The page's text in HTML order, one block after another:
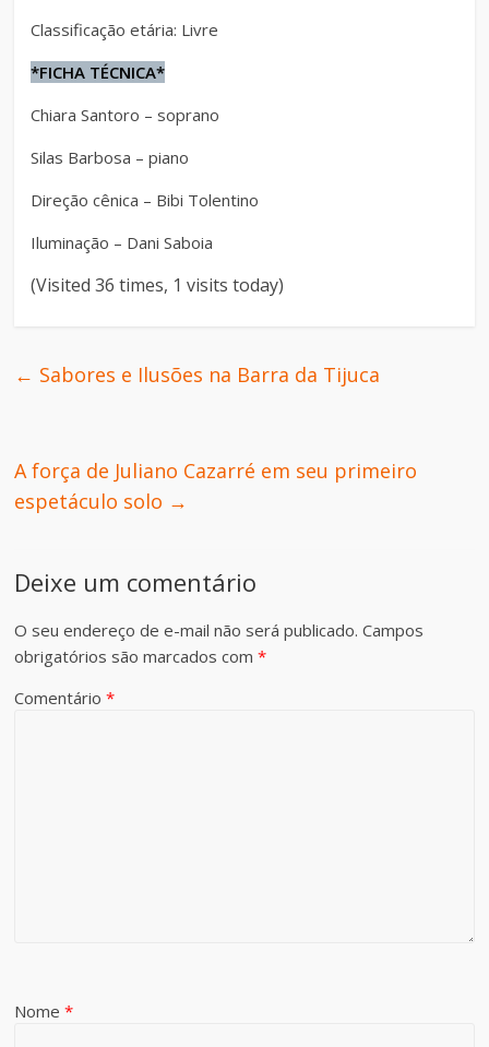
Classificação etária: Livre
*FICHA TÉCNICA*
Chiara Santoro – soprano
Silas Barbosa – piano
Direção cênica – Bibi Tolentino
Iluminação – Dani Saboia
(Visited 36 times, 1 visits today)
← Sabores e Ilusões na Barra da Tijuca
A força de Juliano Cazarré em seu primeiro
espetáculo solo →
Deixe um comentário
O seu endereço de e-mail não será publicado. Campos
obrigatórios são marcados com*
Comentário*
Nome*